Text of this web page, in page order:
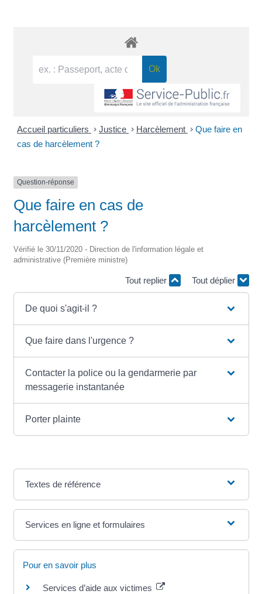
Accueil particuliers > Justice > Harcèlement > Que faire en
cas de harcèlement ?
Question-réponse
Que faire en cas de
harcèlement ?
Vérifié le 30/11/2020 - Direction de l'information légale et
administrative (Première ministre)
Tout replier Tout déplier
De quoi s'agit-il ?
Que faire dans l'urgence ?
Contacter la police ou la gendarmerie par
messagerie instantanée
Porter plainte
Textes de référence
Services en ligne et formulaires
Pour en savoir plus
Services d’aide aux victimes